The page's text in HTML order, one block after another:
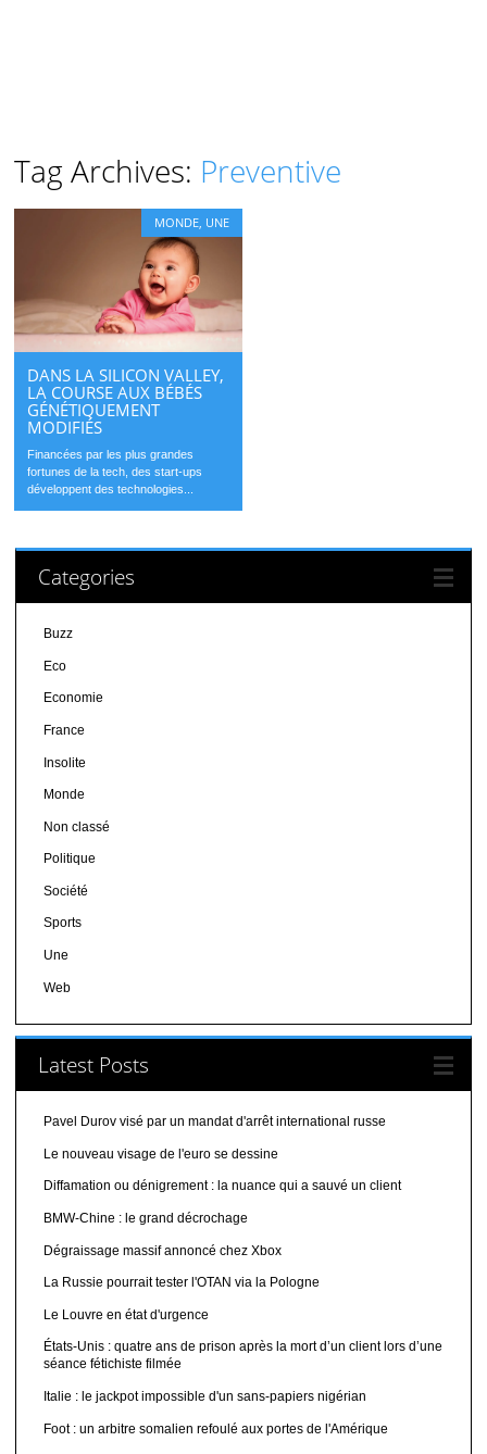
Tag Archives: Preventive
MONDE UNE
DANS LA SILICON VALLEY,
LA COURSE AUX BÉBÉS
GÉNÉTIQUEMENT
MODIFIÉS
Financées par les plus grandes
fortunes de la tech, des start-ups
développent des technologies...
Categories
Buzz
Eco
Economie
France
Insolite
Monde
Non classé
Politique
Société
Sports
Une
Web
Latest Posts
Pavel Durov visé par un mandat d'arrêt international russe
Le nouveau visage de l'euro se dessine
Diffamation ou dénigrement : la nuance qui a sauvé un client
BMW-Chine : le grand décrochage
Dégraissage massif annoncé chez Xbox
La Russie pourrait tester l'OTAN via la Pologne
Le Louvre en état d'urgence
États-Unis : quatre ans de prison après la mort d’un client lors d’une
séance fétichiste filmée
Italie : le jackpot impossible d'un sans-papiers nigérian
Foot : un arbitre somalien refoulé aux portes de l'Amérique